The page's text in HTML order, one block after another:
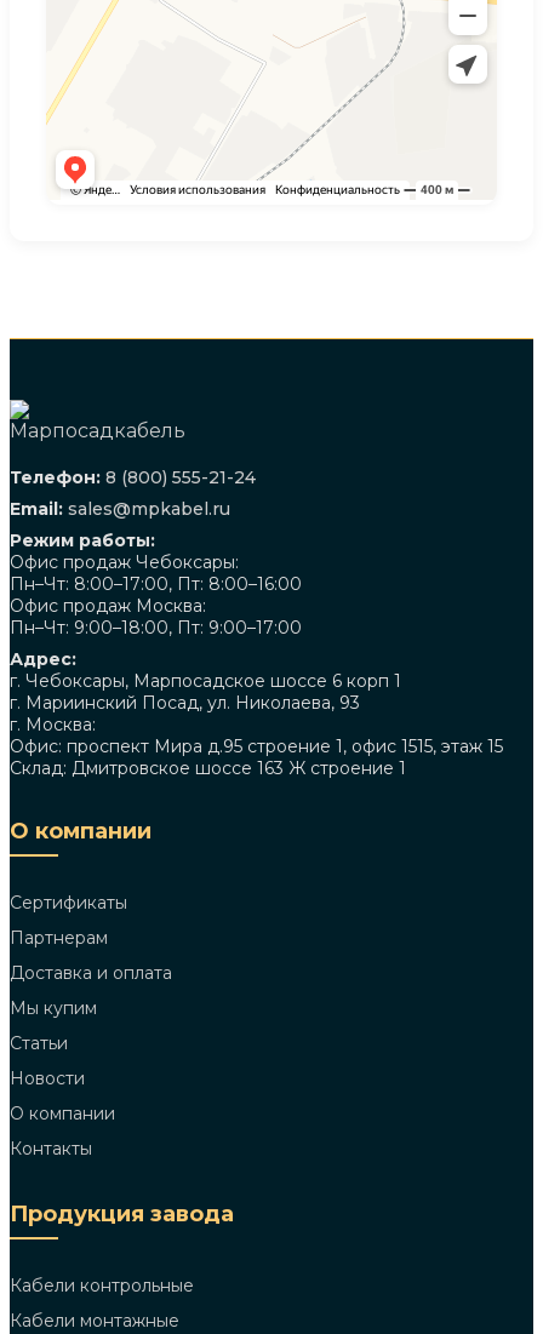
Телефон: 8 (800) 555-21-24
Email: sales@mpkabel.ru
Режим работы:
Офис продаж Чебоксары:
Пн–Чт: 8:00–17:00, Пт: 8:00–16:00
Офис продаж Москва:
Пн–Чт: 9:00–18:00, Пт: 9:00–17:00
Адрес:
г. Чебоксары, Марпосадское шоссе 6 корп 1
г. Мариинский Посад, ул. Николаева, 93
г. Москва:
Офис: проспект Мира д.95 строение 1, офис 1515, этаж 15
Склад: Дмитровское шоссе 163 Ж строение 1
О компании
Сертификаты
Партнерам
Доставка и оплата
Мы купим
Статьи
Новости
О компании
Контакты
Продукция завода
Кабели контрольные
Кабели монтажные